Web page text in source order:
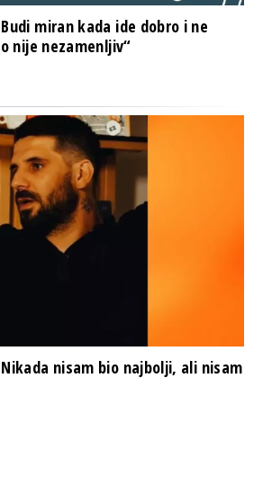
miran kada ide dobro i ne
nije nezamenljiv“
nisam bio najbolji, ali nisam